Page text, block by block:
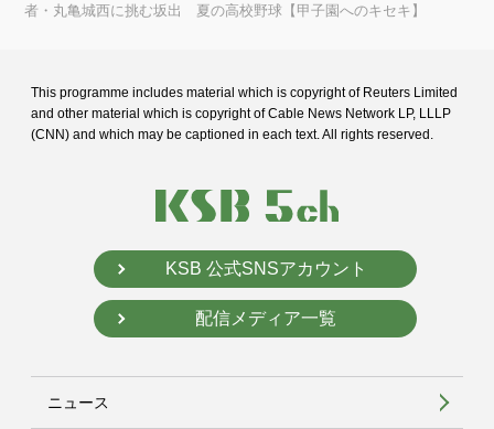
者・丸亀城西に挑む坂出 夏の高校野球【甲子園へのキセキ】
This programme includes material which is copyright of Reuters Limited
and other material which is copyright of Cable News Network LP, LLLP
(CNN) and which may be captioned in each text. All rights reserved.
KSB 公式SNSアカウント
配信メディア一覧
ニュース